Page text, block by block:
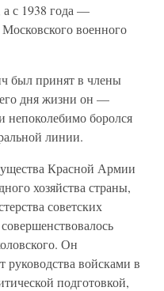
а с 1938 года —
военного
был принят в члены
дня жизни он —
непоколебимо боролся
линии.
Красной Армии
хозяйства страны,
советских
Он
руководства войсками в
подготовкой,